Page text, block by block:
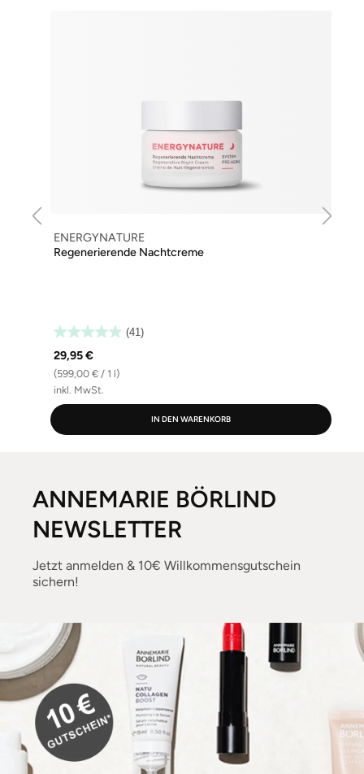
ENERGYNATURE
Regenerierende Nachtcreme
(41)
29,95 €
(599,00 € / 1 l)
inkl. MwSt.
IN DEN WARENKORB
ANNEMARIE BÖRLIND
NEWSLETTER
Jetzt anmelden & 10€ Willkommensgutschein
sichern!